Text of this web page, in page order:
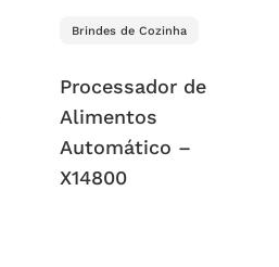
Brindes de Cozinha
Processador de
Alimentos
Automático –
X14800